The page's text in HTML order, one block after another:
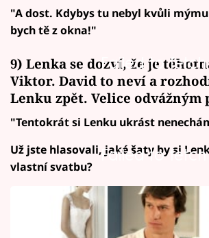
"A dost. Kdybys tu nebyl kvůli
bych tě z okna!"
Failed to fetch
9) Lenka se dozví, že je
Viktor. David to neví a
Lenku zpět. Velice odvážným
"Tentokrát si Lenku ukrást
Failed to fetch
Už jste hlasovali, jaké šaty by si
vlastní svatbu?